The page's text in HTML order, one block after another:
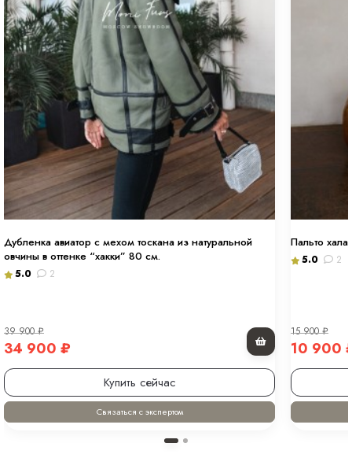
Дубленка авиатор с мехом тоскана из натуральной
овчины в оттенке “хакки” 80 см.
5.0 2
39 900₽
34 900 ₽
Купить сейчас
Связаться с экспертом
Пальто
5.0 2
15 900₽
10 900